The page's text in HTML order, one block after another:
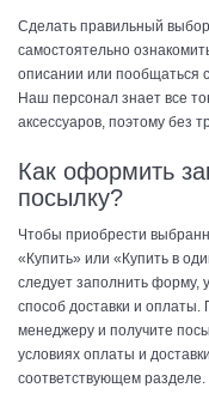
Сделать правильный
самостоятельно
описании или пообщаться
Наш персонал знает все
аксессуаров, поэтому без
Как оформить
посылку?
Чтобы приобрести
«Купить» или «Купить в
следует заполнить форму,
способ доставки и оплаты.
менеджеру и получите
условиях оплаты и
соответствующем разделе.